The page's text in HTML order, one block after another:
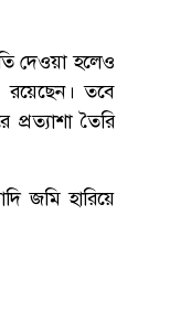
দেওয়া হলেও
রয়েছেন। তবে
প্রত্যাশা তৈরি
জমি হারিয়ে